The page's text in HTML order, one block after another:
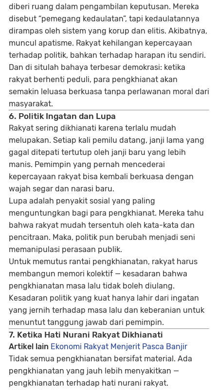
diberi ruang dalam pengambilan keputusan. Mereka
disebut “pemegang kedaulatan”, tapi kedaulatannya
dirampas oleh sistem yang korup dan elitis. Akibatnya,
muncul apatisme. Rakyat kehilangan kepercayaan
terhadap politik, bahkan terhadap harapan itu sendiri.
Dan di situlah bahaya terbesar demokrasi: ketika
rakyat berhenti peduli, para pengkhianat akan
semakin leluasa berkuasa tanpa perlawanan moral dari
masyarakat.
6. Politik Ingatan dan Lupa
Rakyat sering dikhianati karena terlalu mudah
melupakan. Setiap kali pemilu datang, janji lama yang
gagal ditepati tertutup oleh janji baru yang lebih
manis. Pemimpin yang pernah mencederai
kepercayaan rakyat bisa kembali berkuasa dengan
wajah segar dan narasi baru.
Lupa adalah penyakit sosial yang paling
menguntungkan bagi para pengkhianat. Mereka tahu
bahwa rakyat mudah tersentuh oleh kata-kata dan
pencitraan. Maka, politik pun berubah menjadi seni
memanipulasi perasaan publik.
Untuk memutus rantai pengkhianatan, rakyat harus
membangun memori kolektif — kesadaran bahwa
pengkhianatan masa lalu tidak boleh diulang.
Kesadaran politik yang kuat hanya lahir dari ingatan
yang jernih terhadap masa lalu dan keberanian untuk
menuntut tanggung jawab dari pemimpin.
7. Ketika Hati Nurani Rakyat Dikhianati
Artikel lain Ekonomi Rakyat Menjerit Pasca Banjir
Tidak semua pengkhianatan bersifat material. Ada
pengkhianatan yang jauh lebih menyakitkan —
pengkhianatan terhadap hati nurani rakyat.